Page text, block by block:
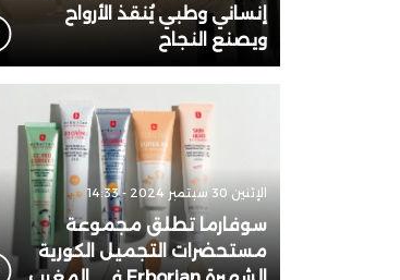
إنساني وطبي يُنقذ الأرواح
ويصنع النجاح
الإثنين 30 سبتمبر 2024 - 14:33
سوفارما تطلق مجموعة
مستحضرات التجميل الكورية